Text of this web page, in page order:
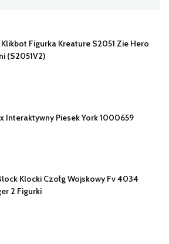
Figurka Kreature S2051 Zie Hero
(S2051V2)
Interaktywny Piesek York 1000659
Klocki Czołg Wojskowy Fv 4034
2 Figurki